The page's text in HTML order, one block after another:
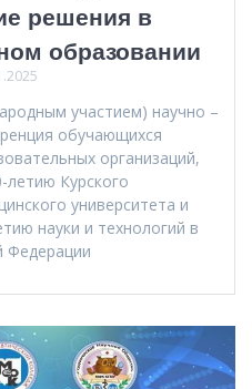
решения в
образовании
участием) научно –
обучающихся
организаций,
Курского
университета и
науки и технологий в
Федерации